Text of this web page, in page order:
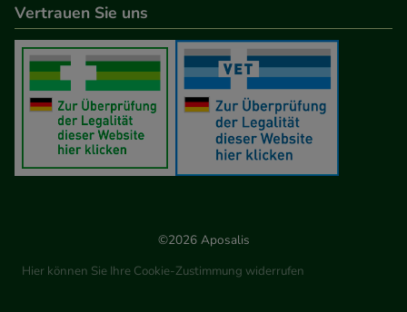
Vertrauen Sie uns
©2026 Aposalis
Hier können Sie Ihre Cookie-Zustimmung widerrufen